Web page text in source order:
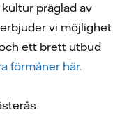
präglad av
vi möjlighet
ett brett utbud
förmåner här.